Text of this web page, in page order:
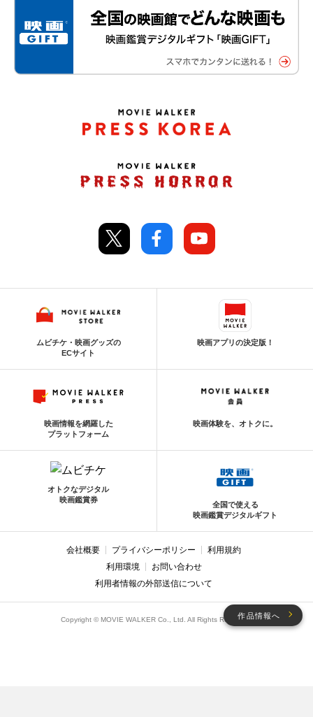
作品情報へ
ムビチケ・映画グッズの
ECサイト
映画アプリの決定版！
映画情報を網羅した
プラットフォーム
映画体験を、オトクに。
オトクなデジタル
映画鑑賞券
全国で使える
映画鑑賞デジタルギフト
会社概要 プライバシーポリシー
利用規約
利用環境
お問い合わせ
利用者情報の外部送信について
Copyright © MOVIE WALKER Co., Ltd. All Rights Reserved.